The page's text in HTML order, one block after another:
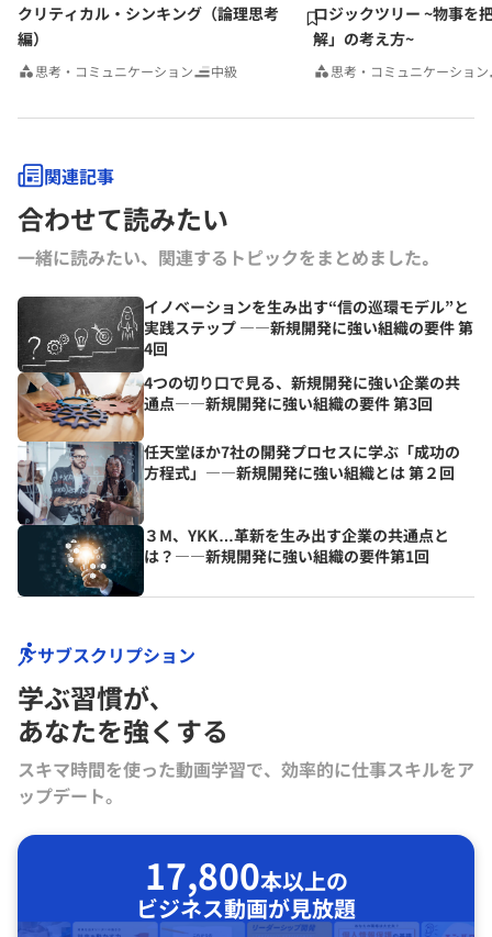
クリティカル・シンキング（論理思考
編）
思考・コミュニケーション 中級
ロジックツリー ~物事を
解」の考え方~
思考・コミュニケーション
関連記事
合わせて読みたい
一緒に読みたい、関連するトピックをまとめました｡
イノベーションを生み出す“信の巡環モデル”と
実践ステップ ――新規開発に強い組織の要件 第
4回
4つの切り口で見る、新規開発に強い企業の共
通点――新規開発に強い組織の要件 第3回
任天堂ほか7社の開発プロセスに学ぶ「成功の
方程式」――新規開発に強い組織とは 第２回
３M、YKK…革新を生み出す企業の共通点と
は？――新規開発に強い組織の要件第1回
サブスクリプション
学ぶ習慣が､
あなたを強くする
スキマ時間を使った動画学習で、効率的に仕事スキルをア
ップデート。
17,800本以上の
ビジネス動画が見放題